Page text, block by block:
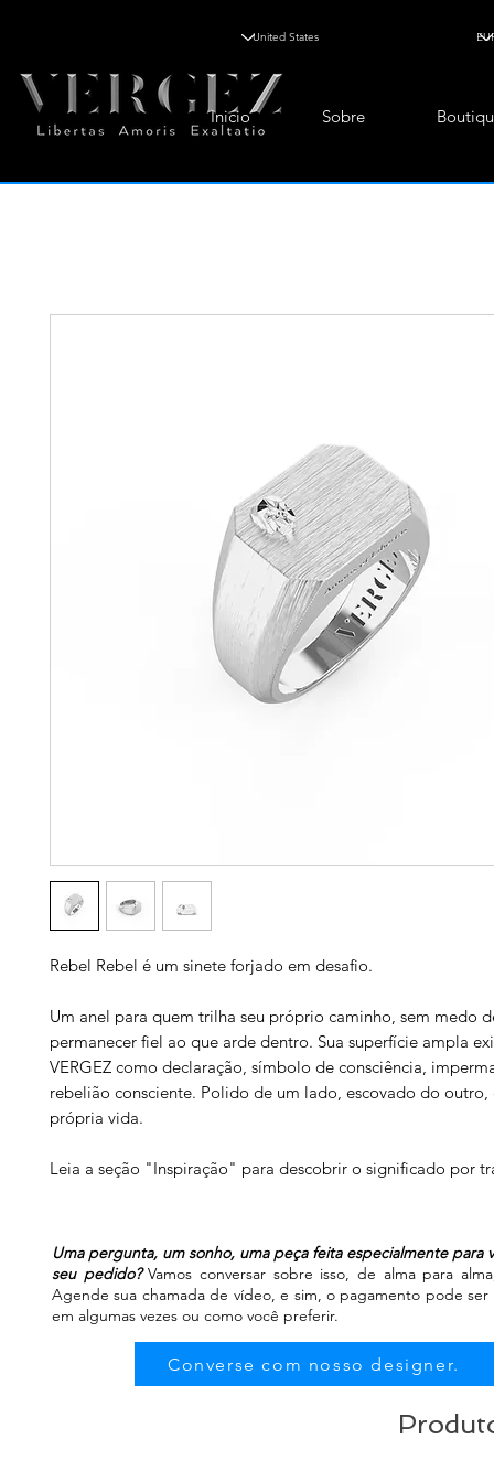
Inicio Sobre
Rebel Rebel é um sinete forjado em desafio.
Um anel para quem trilha seu próprio caminho, sem medo
permanecer fiel ao que arde dentro. Sua superfície ampla
VERGEZ como declaração, símbolo de consciência,
rebelião consciente. Polido de um lado, escovado do outro,
própria vida.
Leia a seção "Inspiração" para descobrir o significado por
Uma pergunta, um sonho, uma peça feita especialmente para
seu pedido?Vamos conversar sobre isso, de alma para
Agende sua chamada de vídeo, e sim, o pagamento pode
em algumas vezes ou como você preferir.
Converse com nosso designer.